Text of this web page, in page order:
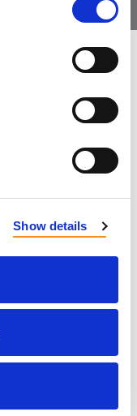
Show details